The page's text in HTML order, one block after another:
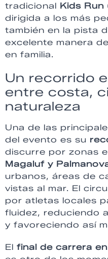
tradicional Kids Run
dirigida a los más
también en la pista
excelente manera
en familia.
Un recorrido
entre costa,
naturaleza
Una de las
del evento es su
discurre por zonas
Magaluf y
urbanos, áreas de
vistas al mar. El
por atletas locales
fluidez, reduciendo
y favoreciendo así
El final de carrera